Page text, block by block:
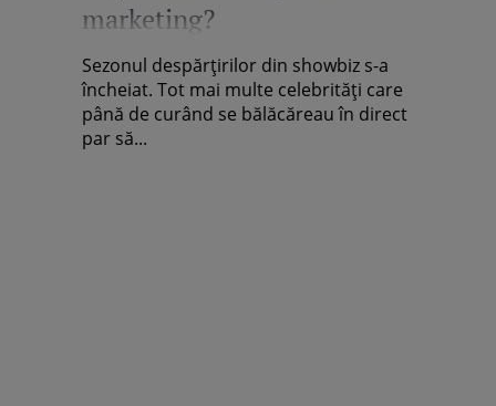
marketing?
Sezonul despărţirilor din showbiz s-a
încheiat. Tot mai multe celebrităţi care
până de curând se bălăcăreau în direct
par să...